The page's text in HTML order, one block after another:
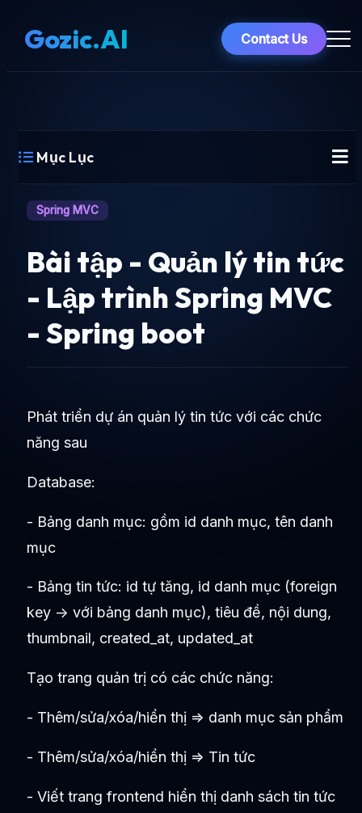
Gozic.AI Contact Us
Mục Lục
Spring MVC
Bài tập - Quản lý tin tức
- Lập trình Spring MVC
- Spring boot
Phát triển dự án quản lý tin tức với các chức
năng sau
Database:
- Bảng danh mục: gồm id danh mục, tên danh
mục
- Bảng tin tức: id tự tăng, id danh mục (foreign
key -> với bảng danh mục), tiêu đề, nội dung,
thumbnail, created_at, updated_at
Tạo trang quản trị có các chức năng:
- Thêm/sửa/xóa/hiển thị => danh mục sản phẩm
- Thêm/sửa/xóa/hiển thị => Tin tức
- Viết trang frontend hiển thị danh sách tin tức